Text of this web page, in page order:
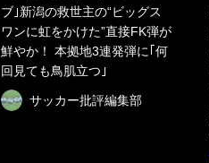
ブ｣新潟の救世主の“ビッグス
ワンに虹をかけた”直接FK弾が
鮮やか！ 本拠地3連発弾に｢何
回見ても鳥肌立つ｣
サッカー批評編集部